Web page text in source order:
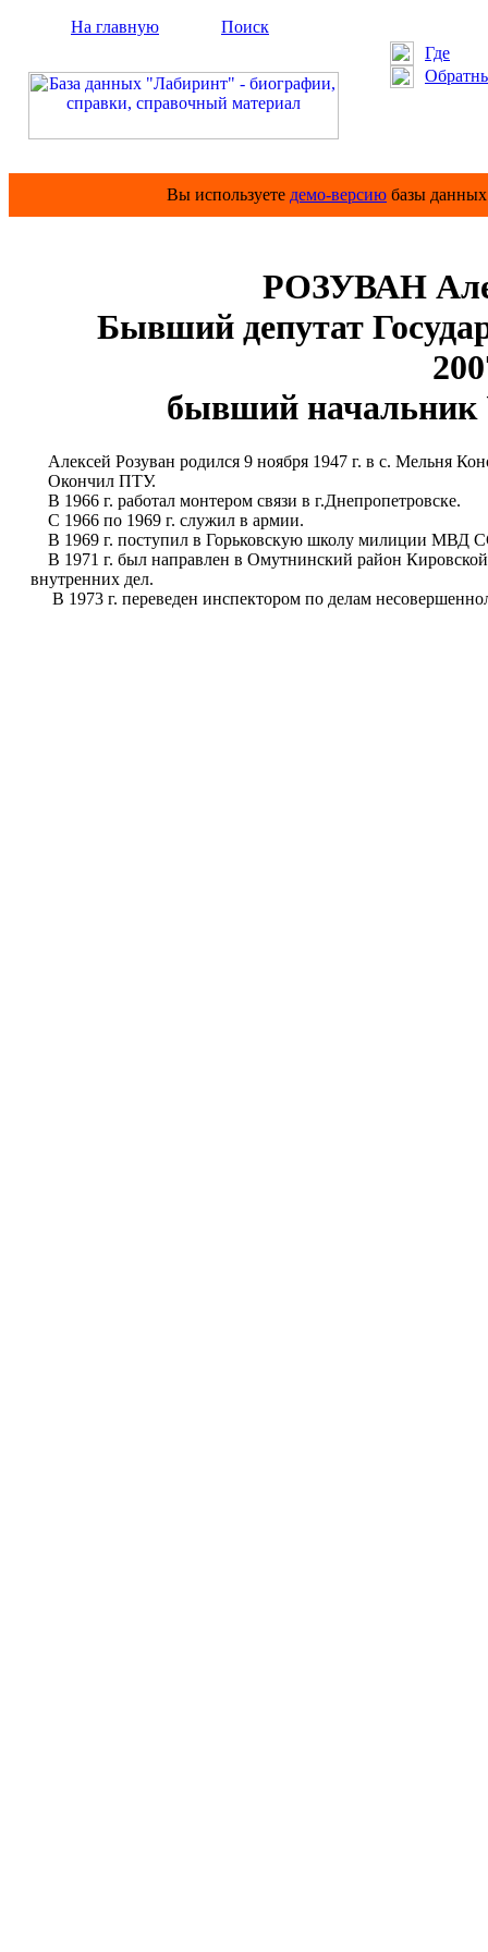
На главную
Поиск
Где
Вы используете демо-версию базы
РОЗУВАН
Бывший депутат
бывший начальник
Алексей Розуван родился 9 ноября 1947 г. в с. Мельня
Окончил ПТУ.
В 1966 г. работал монтером связи в г.Днепропетровске.
С 1966 по 1969 г. служил в армии.
В 1969 г. поступил в Горьковскую школу милиции МВД
В 1971 г. был направлен в Омутнинский район
внутренних дел.
В 1973 г. переведен инспектором по делам